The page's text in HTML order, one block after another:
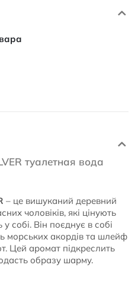
туалетная вода
– це вишуканий деревний
чоловіків, які цінують
у собі. Він поєднує в собі
морських акордів та шлейф
Цей аромат підкреслить
образу шарму.